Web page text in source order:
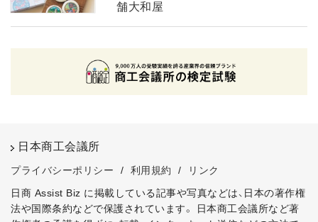
舗大和屋
日本商工会議所
プライバシーポリシー / 利用規約 /
リンク
日商 Assist Biz に掲載している記事や写真などは、日本の著作権
法や国際条約などで保護されています。
日本商工会議所など著